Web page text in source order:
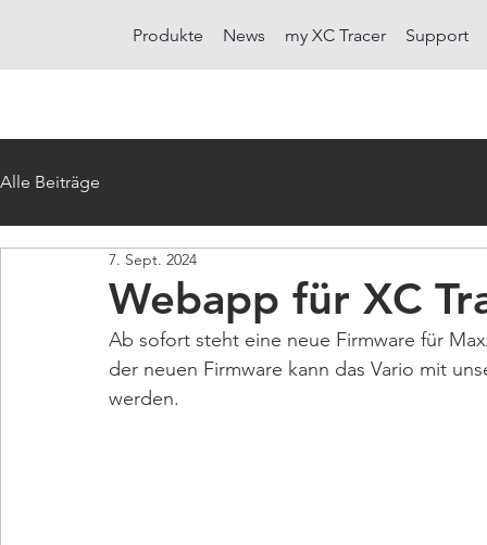
Produkte News my XC Tracer Support
Alle Beiträge
Webapp für XC
7. Sept. 2024
Ab sofort steht eine neue Firmware für
der neuen Firmware kann das Vario mit
werden.